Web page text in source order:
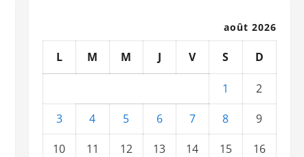
août 2026
L M M J V S D
1
2
3
4 5 6 7 8
9
10
11 12 13 14 15
16